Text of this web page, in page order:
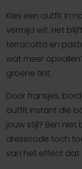
Kies een outfit in
vermijd wit. Het
terracotta en
wat meer
groene tint.
Door fransjes,
outfit instant die
jouw stijl? Ben
dresscode toch
van het effect dat